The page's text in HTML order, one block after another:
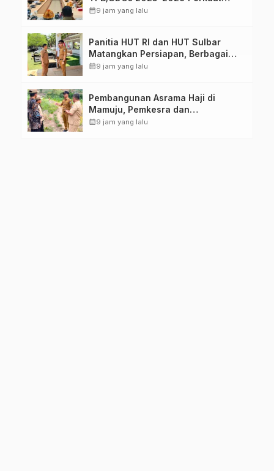
Arah Pembangunan Berkelanjutan
calendar_month9 jam yang lalu
Panitia HUT RI dan HUT Sulbar
Matangkan Persiapan, Berbagai
Lomba Akan Dilaksanakan Pemprov
calendar_month9 jam yang lalu
Pembangunan Asrama Haji di
Mamuju, Pemkesra dan
Kementerian Haji Sulbar Tinjau
calendar_month9 jam yang lalu